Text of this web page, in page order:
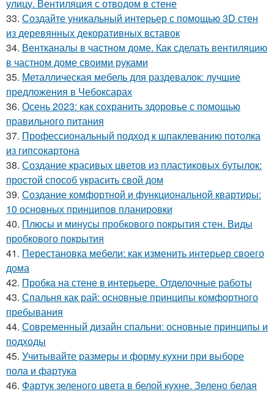
улицу. Вентиляция с отводом в стене
33. Создайте уникальный интерьер с помощью 3D стен
из деревянных декоративных вставок
34. Вентканалы в частном доме. Как сделать вентиляцию
в частном доме своими руками
35. Металлическая мебель для раздевалок: лучшие
предложения в Чебоксарах
36. Осень 2023: как сохранить здоровье с помощью
правильного питания
37. Профессиональный подход к шпаклеванию потолка
из гипсокартона
38. Создание красивых цветов из пластиковых бутылок:
простой способ украсить свой дом
39. Создание комфортной и функциональной квартиры:
10 основных принципов планировки
40. Плюсы и минусы пробкового покрытия стен. Виды
пробкового покрытия
41. Перестановка мебели: как изменить интерьер своего
дома
42. Пробка на стене в интерьере. Отделочные работы
43. Спальня как рай: основные принципы комфортного
пребывания
44. Современный дизайн спальни: основные принципы и
подходы
45. Учитывайте размеры и форму кухни при выборе
пола и фартука
46. Фартук зеленого цвета в белой кухне. Зелено белая